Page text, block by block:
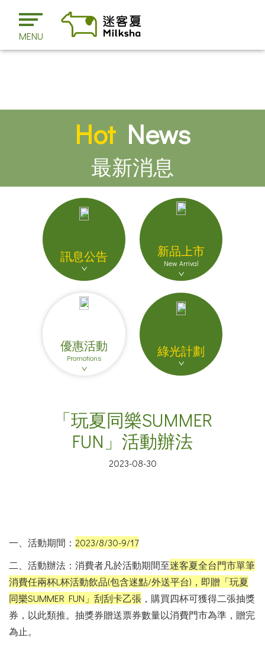
MENU
HotNews
最新消息
訊息公告 新品上市
New Arrival
優惠活動
Promotions 綠光計劃
「玩夏同樂SUMMER
FUN」活動辦法
2023-08-30
一、活動期間： 2023/8/30-9/17
二、活動辦法：消費者凡於活動期間至迷客夏全台門市單筆
消費任兩杯L杯活動飲品(包含迷點/外送平台)，即贈「玩夏
同樂SUMMER FUN」刮刮卡乙張 ，購買四杯可獲得二張抽獎
券，以此類推。抽獎券贈送票券數量以消費門市為準，贈完
為止。